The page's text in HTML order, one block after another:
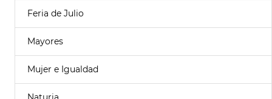
Feria de Julio
Mayores
Mujer e Igualdad